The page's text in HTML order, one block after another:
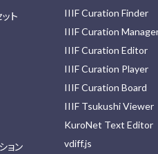
ト
ョン
IIIF Curation Finder
IIIF Curation
IIIF Curation Editor
IIIF Curation Player
IIIF Curation Board
IIIF Tsukushi Viewer
KuroNet Text Editor
vdiff.js